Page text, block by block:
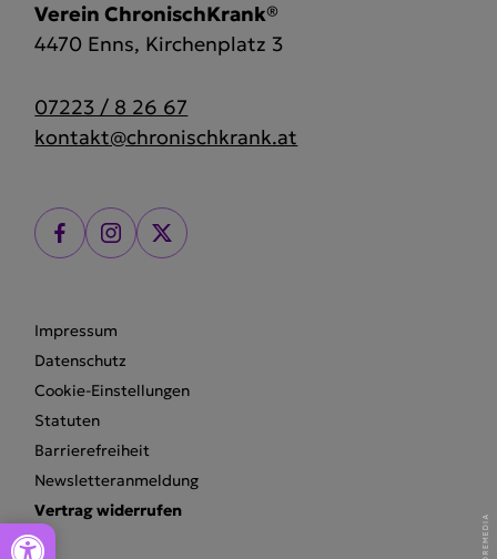
Verein ChronischKrank®
4470 Enns, Kirchenplatz 3
07223 / 8 26 67
kontakt@chronischkrank.at
Impressum
Datenschutz
Cookie-Einstellungen
Statuten
Barrierefreiheit
Newsletteranmeldung
Vertrag widerrufen